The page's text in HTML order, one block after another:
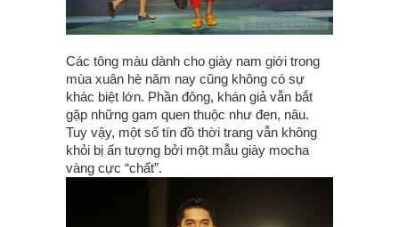
Các tông màu dành cho giày nam giới trong
mùa xuân hè năm nay cũng không có sự
khác biệt lớn. Phần đông, khán giả vẫn bắt
gặp những gam quen thuộc như đen, nâu.
Tuy vậy, một số tín đồ thời trang vẫn không
khỏi bị ấn tượng bởi một mẫu giày mocha
vàng cực “chất”.